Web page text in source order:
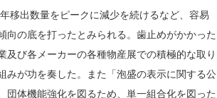
移出数量をピークに減少を続けるなど、容易
の底を打ったとみられる。歯止めがかかった
び各メーカーの各種物産展での積極的な取り
みが功を奏した。また「泡盛の表示に関する公
体機能強化を図るため、単一組合化を図った